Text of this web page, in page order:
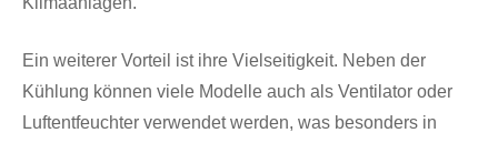
Ein weiterer Vorteil ist ihre Vielseitigkeit. Neben der
Kühlung können viele Modelle auch als Ventilator oder
Luftentfeuchter verwendet werden, was besonders in